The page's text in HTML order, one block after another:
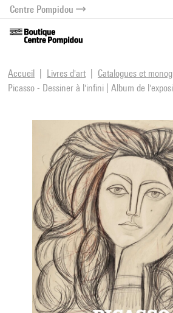
menu
contenu
Centre Pompidou
Accueil Livres d'art
Catalogues et
Picasso - Dessiner à l'infini | Album de